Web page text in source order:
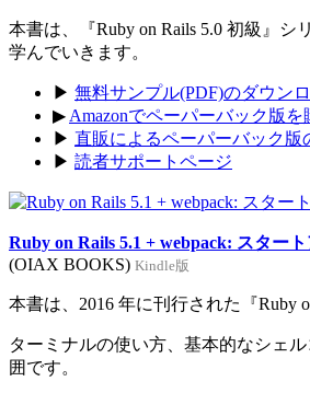
本書は、『Ruby on Rails 5.0 初級』
学んでいきます。
▶ 無料サンプル(PDF)のダウン
▶ Amazonでペーパーバック版を
▶ 直販によるペーパーバック版
▶ 読者サポートページ
Ruby on Rails 5.1 + webpack: スター
(OIAX BOOKS) Kindle版
本書は、2016 年に刊行された『Ruby
ターミナルの使い方、基本的なシェ
囲です。